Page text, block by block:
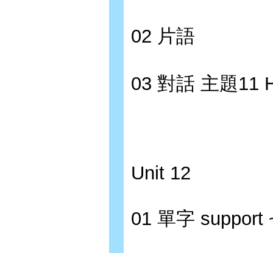
02 片語
03 對話 主題11
Unit 12
01 單字 support